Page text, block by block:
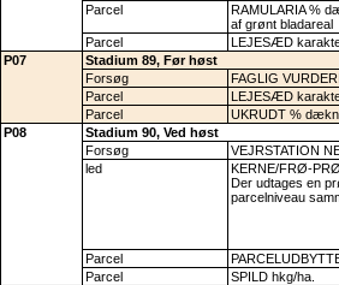
Parcel
RAMULARIA %
af grønt bladareal
Parcel
LEJESÆD
P07
Stadium 89, Før høst
Forsøg
FAGLIG
Parcel
LEJESÆD
Parcel
UKRUDT %
P08
Stadium 90, Ved høst
Forsøg
VEJRSTATION
led
KERNE/FRØ-
Der udtages en
parcelniveau
Parcel
Parcel
SPILD hkg/ha.